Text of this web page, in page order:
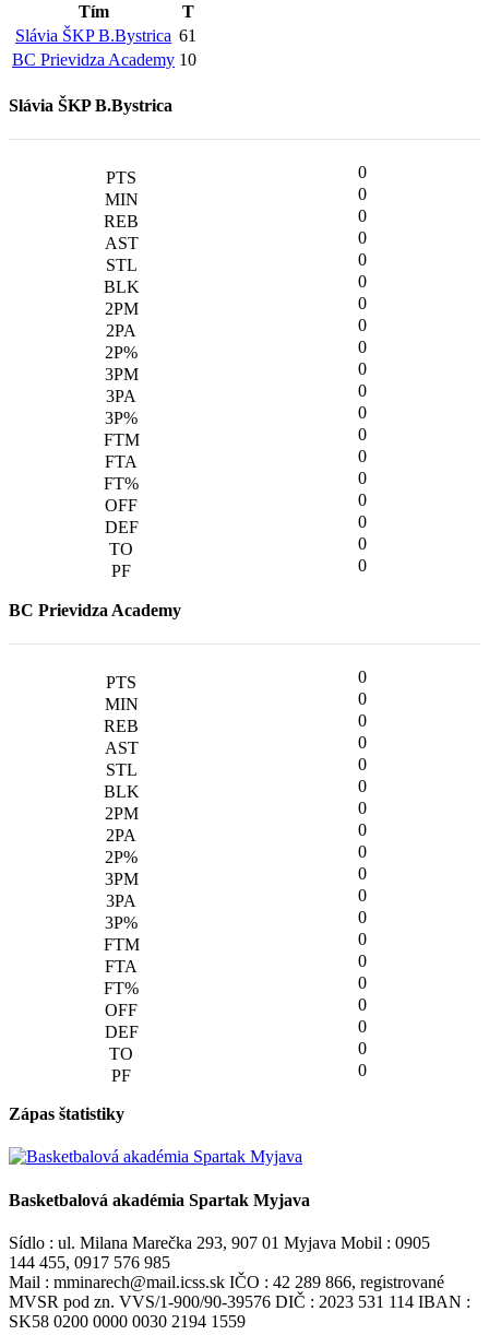
Tím
T
Slávia ŠKP B.Bystrica 61
BC Prievidza Academy 10
Slávia ŠKP B.Bystrica
0
0
0
0
0
0
0
0
0
0
0
0
0
0
0
0
0
0
0
BC Prievidza Academy
0
0
0
0
0
0
0
0
0
0
0
0
0
0
0
0
0
0
0
Zápas štatistiky
Basketbalová akadémia Spartak Myjava
Sídlo : ul. Milana Marečka 293, 907 01 Myjava Mobil : 0905
144 455, 0917 576 985
Mail : mminarech@mail.icss.sk IČO : 42 289 866, registrované
MVSR pod zn. VVS/1-900/90-39576 DIČ : 2023 531 114 IBAN :
SK58 0200 0000 0030 2194 1559